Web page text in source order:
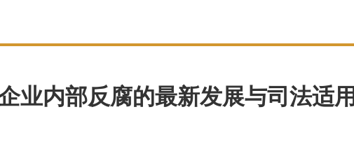
业内部反腐的最新发展与司法适用